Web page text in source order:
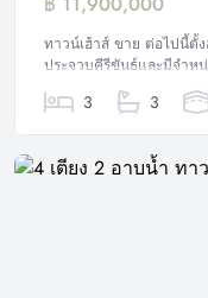
ทาวน์เฮ้าส์ ขาย ต่อไปนี้ตั้ง
ประจวบคีรีขันธ์และมีจำห
3 3